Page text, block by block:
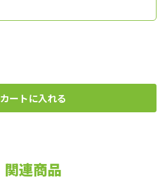
カートに入れる
関連商品